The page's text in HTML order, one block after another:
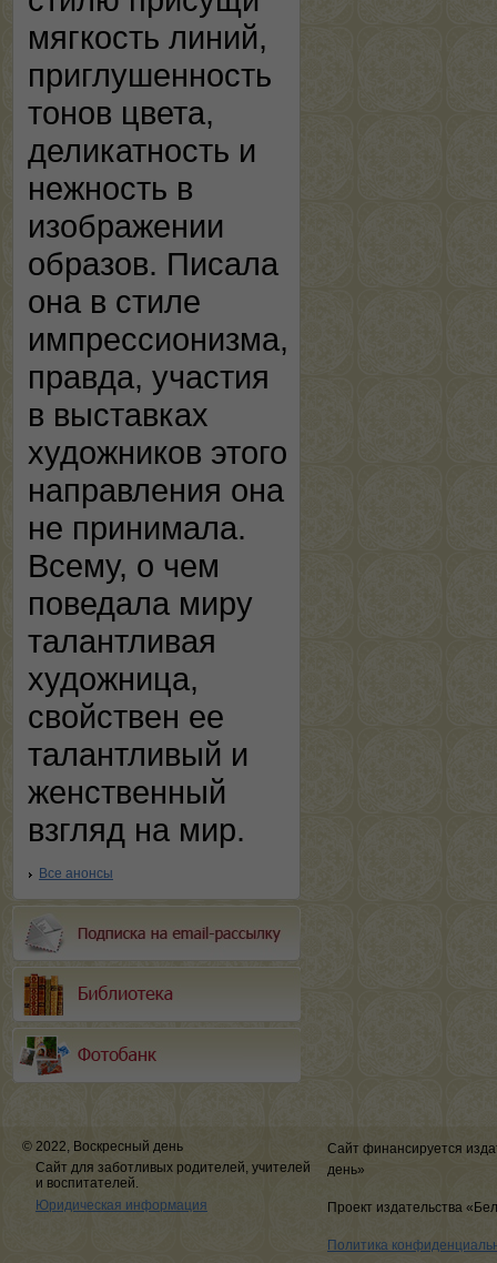
мягкость линий,
приглушенность
тонов цвета,
деликатность и
нежность в
изображении
образов. Писала
она в стиле
импрессионизма,
правда, участия
в выставках
художников этого
направления она
не принимала.
Всему, о чем
поведала миру
талантливая
художница,
свойствен ее
талантливый и
женственный
взгляд на мир.
Все анонсы
© 2022, Воскресный день
Сайт для заботливых родителей, учителей
и воспитателей.
Юридическая информация
Сайт финансируется
день»
Проект издательства
Политика